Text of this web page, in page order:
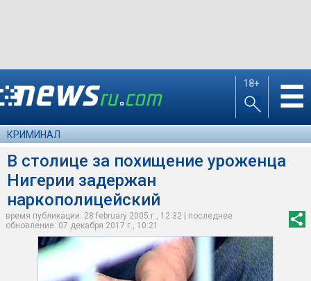
18+ ☰
КРИМИНАЛ
В столице за похищение уроженца
Нигерии задержан
наркополицейский
время публикации: 28 february 2005 г., 12:32 | последнее
обновление: 07 декабря 2017 г., 10:21